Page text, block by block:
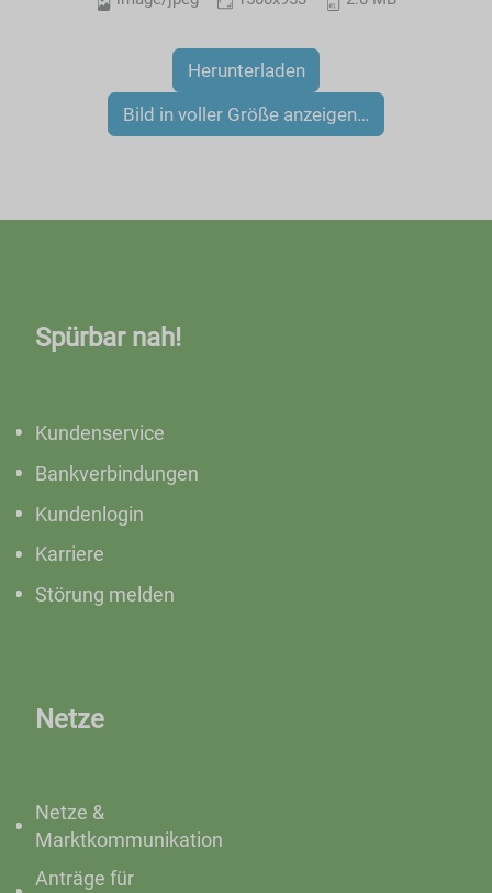
Herunterladen
Bild in voller Größe anzeigen…
Spürbar nah!
Kundenservice
Bankverbindungen
Kundenlogin
Karriere
Störung melden
Netze
Netze &
Marktkommunikation
Anträge für